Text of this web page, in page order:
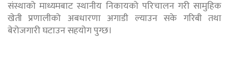
संस्थाको माध्यमबाट स्थानीय निकायको परिचालन गरी सामुहिक
खेती प्रणालीको अबधारणा अगाडी ल्याउन सके गरिबी तथा
बेरोजगारी घटाउन सहयोग पुग्छ।